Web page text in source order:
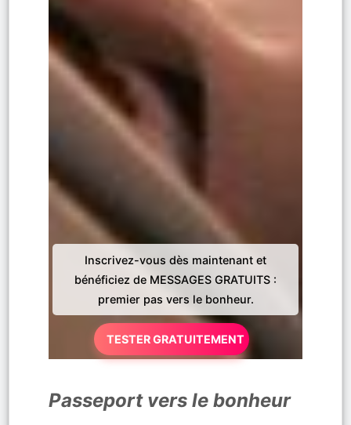
Inscrivez-vous dès maintenant et
bénéficiez de MESSAGES GRATUITS :
premier pas vers le bonheur.
TESTER GRATUITEMENT
Passeport vers le bonheur